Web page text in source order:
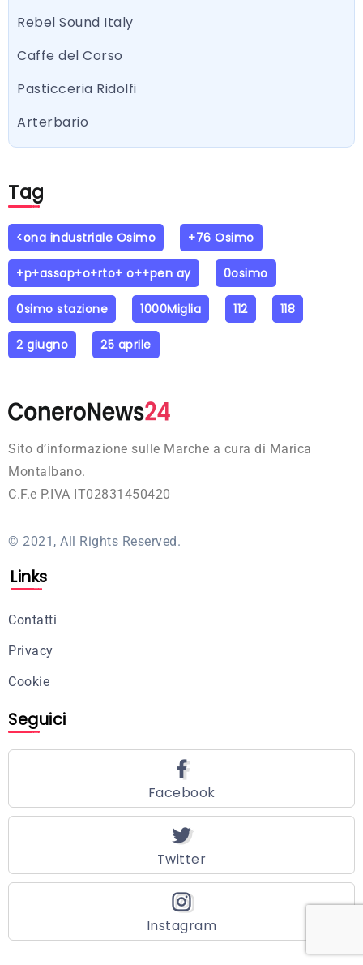
Rebel Sound Italy
Caffe del Corso
Pasticceria Ridolfi
Arterbario
Tag
<ona industriale Osimo +76 Osimo
+p+assap+o+rto+ o++pen ay 0osimo
0simo stazione 1000Miglia 112 118
2 giugno 25 aprile
Sito d’informazione sulle Marche a cura di Marica
Montalbano.
C.F.e P.IVA IT02831450420
© 2021, All Rights Reserved.
Links
Contatti
Privacy
Cookie
Seguici
Facebook
Twitter
Instagram